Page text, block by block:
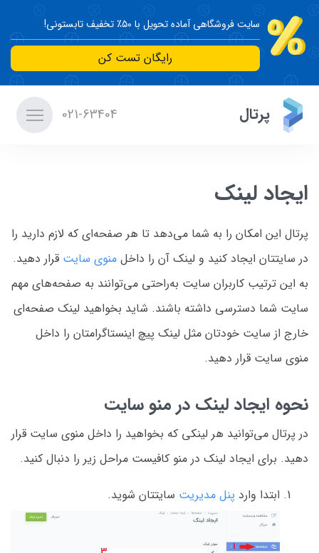
سایت فروشگاهی آماده تحویل با ۵۰٪ تخفیف تابستونی!
رایگان تست کن
پرتال 021-63404
ایجاد لینک
پرتال این امکان را به شما می‌دهد تا هر صفحه‌ای که لازم دارید را
در سایتتان ایجاد کنید و لینک آن را داخل منوی سایت قرار دهید.
به این ترتیب کاربران سایت به‌راحتی می‌توانند به صفحه‌های مهم
سایت شما دسترسی داشته باشند. شاید بخواهید لینک صفحه‌ای
خارج از سایت خودتان مثل لینک پیچ اینستاگرامتان را داخل
منوی سایت قرار دهید.
نحوه ایجاد لینک در منو سایت
در پرتال می‌توانید هر لینکی که بخواهید را داخل منوی سایت قرار
دهید. برای ایجاد لینک در منو کافیست مراحل زیر را دنبال کنید.
ابتدا وارد پنل مدیریت سایتتان شوید.